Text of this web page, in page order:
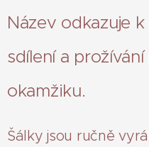
Název odkazuje
sdílení a
okamžiku.
Šálky jsou ručně